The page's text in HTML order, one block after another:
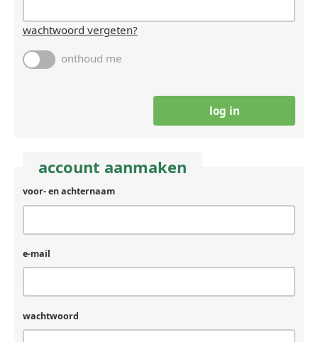
wachtwoord vergeten?
onthoud me
account aanmaken
voor- en achternaam
e-mail
wachtwoord